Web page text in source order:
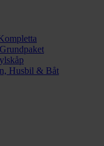
Husbil & Båt